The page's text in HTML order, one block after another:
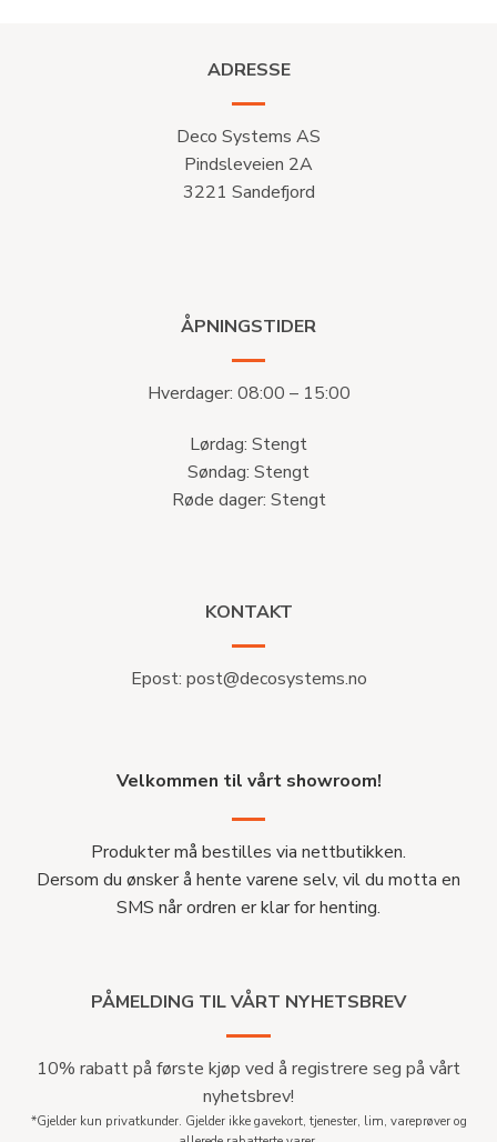
ADRESSE
Deco Systems AS
Pindsleveien 2A
3221 Sandefjord
ÅPNINGSTIDER
Hverdager: 08:00 – 15:00
Lørdag: Stengt
Søndag: Stengt
Røde dager: Stengt
KONTAKT
Epost: post@decosystems.no
Velkommen til vårt showroom!
Produkter må bestilles via nettbutikken.
Dersom du ønsker å hente varene selv, vil du motta en
SMS når ordren er klar for henting.
PÅMELDING TIL VÅRT NYHETSBREV
10% rabatt på første kjøp ved å registrere seg på vårt
nyhetsbrev!
*Gjelder kun privatkunder. Gjelder ikke gavekort, tjenester, lim, vareprøver og